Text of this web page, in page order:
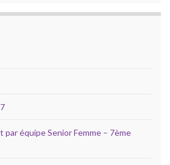
équipe Senior Femme – 7ème